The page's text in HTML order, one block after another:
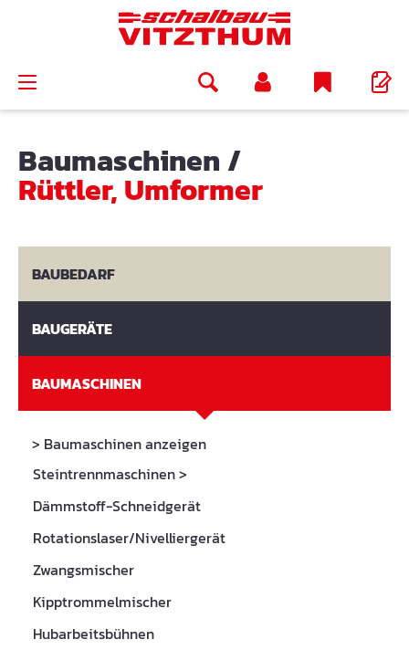
Baumaschinen /
Rüttler, Umformer
BAUBEDARF
BAUGERÄTE
BAUMASCHINEN
> Baumaschinen anzeigen
Steintrennmaschinen>
Dämmstoff-Schneidgerät
Rotationslaser/Nivelliergerät
Zwangsmischer
Kipptrommelmischer
Hubarbeitsbühnen